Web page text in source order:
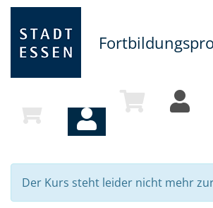
Der Kurs steht leider nicht mehr